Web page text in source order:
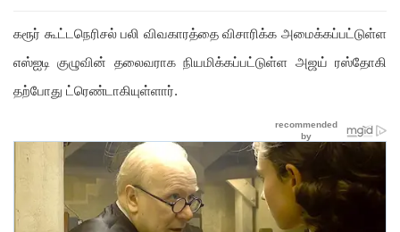
கரூர் கூட்டநெரிசல் பலி விவகாரத்தை விசாரிக்க அமைக்கப்பட்டுள்ள
எஸ்ஐடி குழுவின் தலைவராக நியமிக்கப்பட்டுள்ள அஜய் ரஸ்தோகி
தற்போது ட்ரெண்டாகியுள்ளார்.